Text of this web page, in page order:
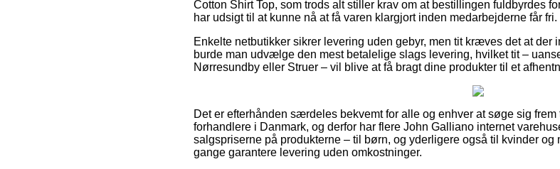
Cotton Shirt Top, som trods alt stiller krav om at bestillingen fuldbyrdes
har udsigt til at kunne nå at få varen klargjort inden medarbejderne får fri.
Enkelte netbutikker sikrer levering uden gebyr, men tit kræves det at der
burde man udvælge den mest betalelige slags levering, hvilket tit –
Nørresundby eller Struer – vil blive at få bragt dine produkter til et
Det er efterhånden særdeles bekvemt for alle og enhver at søge sig
forhandlere i Danmark, og derfor har flere John Galliano internet
salgspriserne på produkterne – til børn, og yderligere også til kvinder
gange garantere levering uden omkostninger.